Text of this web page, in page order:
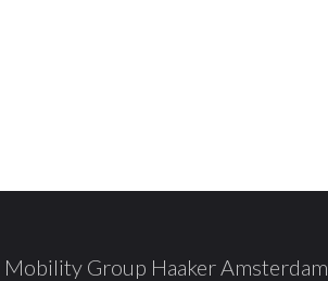
Mobility Group Haaker Amsterdam